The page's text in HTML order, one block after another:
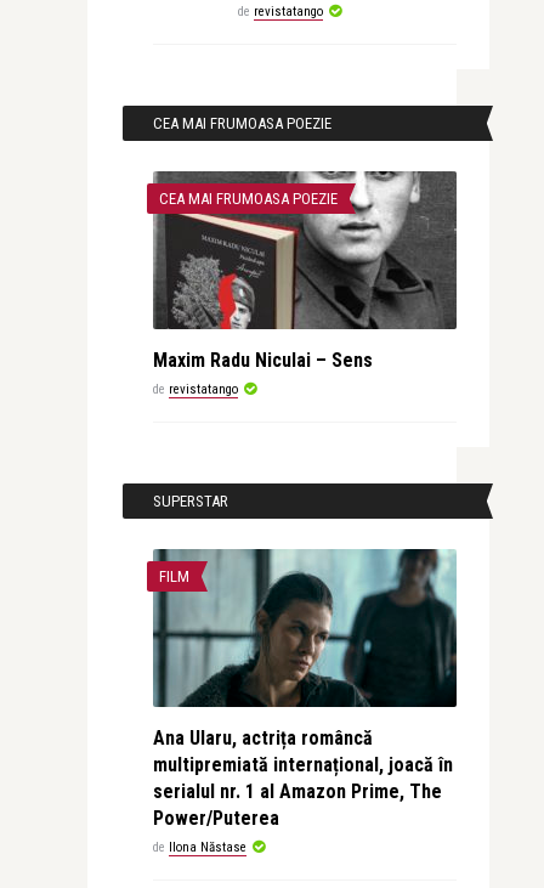
de revistatango
CEA MAI FRUMOASA POEZIE
CEA MAI FRUMOASA POEZIE
Maxim Radu Niculai – Sens
de revistatango
SUPERSTAR
FILM
Ana Ularu, actrița româncă
multipremiată internațional, joacă în
serialul nr. 1 al Amazon Prime, The
Power/Puterea
de Ilona Năstase